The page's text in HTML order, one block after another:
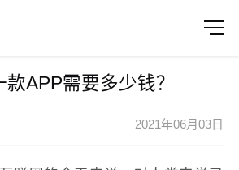
APP需要多少钱？
2021年06月03日